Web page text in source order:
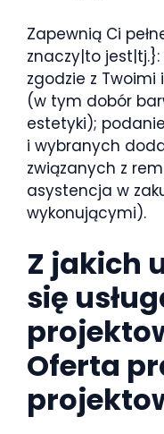
Zapewnią Ci
znaczy|to
zgodzie z
(w tym dobór
estetyki);
i wybranych
związanych z
asystencja w
wykonującymi).
Z jakich
się
Oferta